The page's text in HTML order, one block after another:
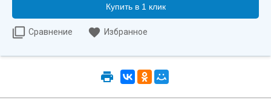
Купить в 1 клик
Сравнение Избранное